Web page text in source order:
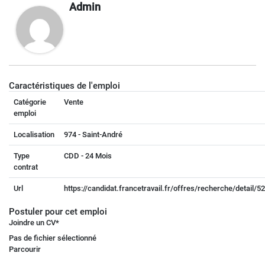
Admin
Caractéristiques de l'emploi
Catégorie
emploi
Vente
Localisation 974 - Saint-André
Type
contrat
CDD - 24 Mois
Url https://candidat.francetravail.fr/offres/recherche/detail/
Postuler pour cet emploi
Joindre un CV*
Pas de fichier sélectionné
Parcourir